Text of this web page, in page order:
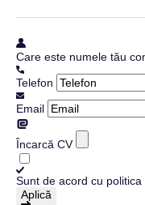
Care este numele tău
Telefon
Email
Încarcă CV
Sunt de acord cu
Aplică